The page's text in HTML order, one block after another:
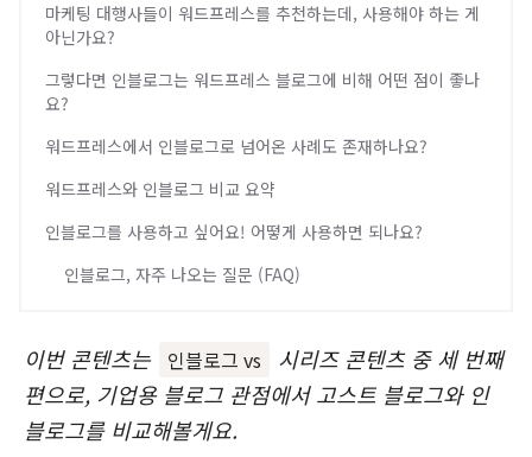
마케팅 대행사들이 워드프레스를 추천하는데, 사용해야 하는 게
아닌가요?
그렇다면 인블로그는 워드프레스 블로그에 비해 어떤 점이 좋나
요?
워드프레스에서 인블로그로 넘어온 사례도 존재하나요?
워드프레스와 인블로그 비교 요약
인블로그를 사용하고 싶어요! 어떻게 사용하면 되나요?
인블로그, 자주 나오는 질문 (FAQ)
이번 콘텐츠는 인블로그 vs
시리즈 콘텐츠 중 세 번째
편으로, 기업용 블로그 관점에서 고스트 블로그와 인
블로그를 비교해볼게요.